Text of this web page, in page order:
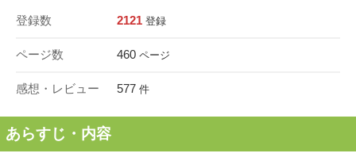
登録数 2121 登録
ページ数 460 ページ
感想・レビュー 577 件
あらすじ・内容